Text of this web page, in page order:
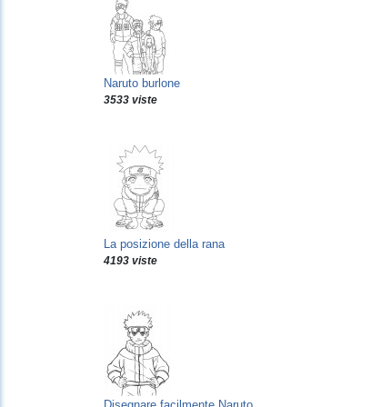
Naruto burlone
3533 viste
La posizione della rana
4193 viste